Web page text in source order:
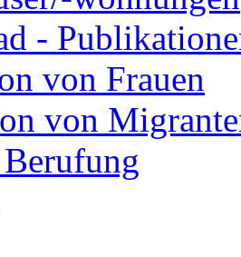
-
von Frauen
von